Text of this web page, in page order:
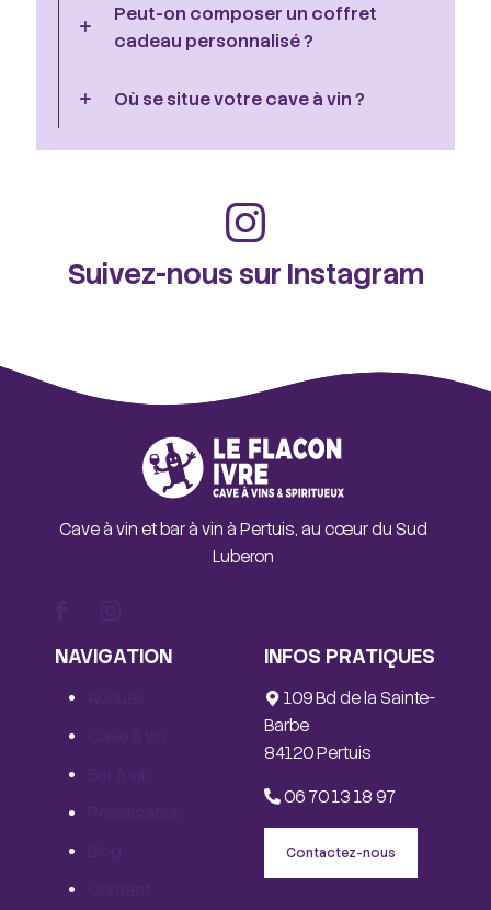
Peut-on composer un coffret
cadeau personnalisé ?
Où se situe votre cave à vin ?
Suivez-nous sur Instagram
Cave à vin et bar à vin à Pertuis, au cœur du Sud
Luberon
NAVIGATION INFOS PRATIQUES
109 Bd de la Sainte-
Barbe
84120 Pertuis
06 70 13 18 97
Contactez-nous